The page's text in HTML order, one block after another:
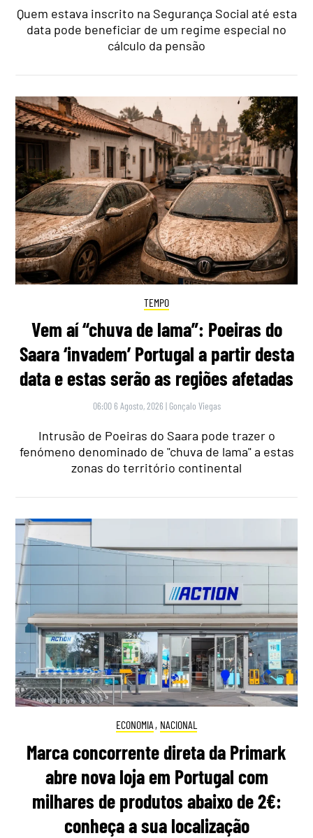
Quem estava inscrito na Segurança Social até esta
data pode beneficiar de um regime especial no
cálculo da pensão
TEMPO
Vem aí “chuva de lama”: Poeiras do
Saara ‘invadem’ Portugal a partir desta
data e estas serão as regiões afetadas
06:00 6 Agosto, 2026 | Gonçalo Viegas
Intrusão de Poeiras do Saara pode trazer o
fenómeno denominado de "chuva de lama" a estas
zonas do território continental
ECONOMIA , NACIONAL
Marca concorrente direta da Primark
abre nova loja em Portugal com
milhares de produtos abaixo de 2€:
conheça a sua localização